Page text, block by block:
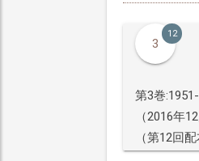
3
12
第3巻
（2016年
（第12回配